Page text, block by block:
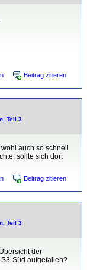
Beitrag zitieren
Teil 3
auch so schnell
sollte sich dort
Beitrag zitieren
Teil 3
der
Süd aufgefallen?